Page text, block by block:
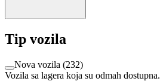
Tip vozila
Nova vozila (232)
Vozila sa lagera koja su odmah dostupna.